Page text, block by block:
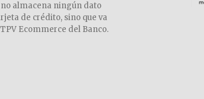
almacena ningún dato
de crédito, sino que va
Ecommerce del Banco.